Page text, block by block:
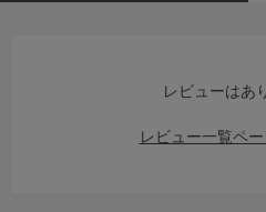
レビューはあ
レビュー一覧ペ